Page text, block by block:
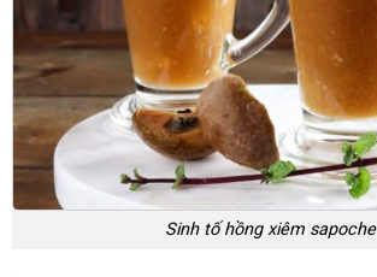
Sinh tố hồng xiêm sapoche